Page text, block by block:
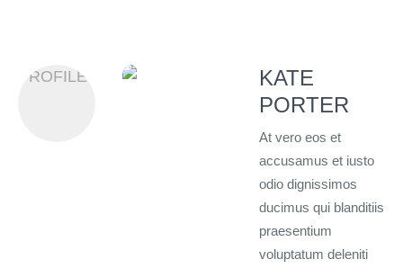
PROFILES
KATE
PORTER
At vero eos et
accusamus et iusto
odio dignissimos
ducimus qui blanditiis
praesentium
voluptatum deleniti